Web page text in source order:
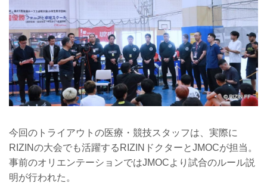
今回のトライアウトの医療・競技スタッフは、実際に
RIZINの大会でも活躍するRIZINドクターとJMOCが担当。
事前のオリエンテーションではJMOCより試合のルール説
明が行われた。